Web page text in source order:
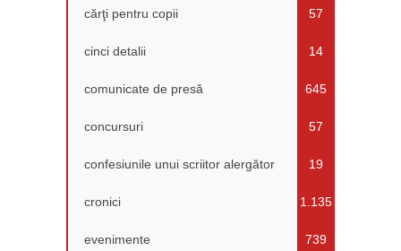
cărţi pentru copii 57
cinci detalii 14
comunicate de presă 645
concursuri 57
confesiunile unui scriitor alergător 19
cronici 1.135
evenimente 739